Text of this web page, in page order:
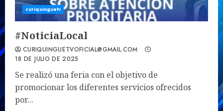
curiquinguetv
#NoticiaLocal
CURIQUINGUETVOFICIAL@GMAIL.COM
18 DE JULIO DE 2025
Se realizó una feria con el objetivo de
promocionar los diferentes servicios ofrecidos
por...